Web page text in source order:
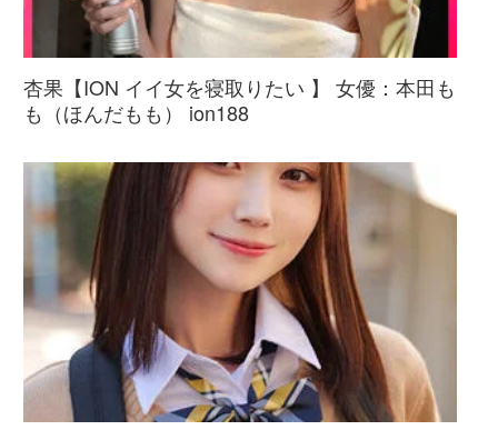
杏果【ION イイ女を寝取りたい 】 女優：本田も
も（ほんだもも） ion188